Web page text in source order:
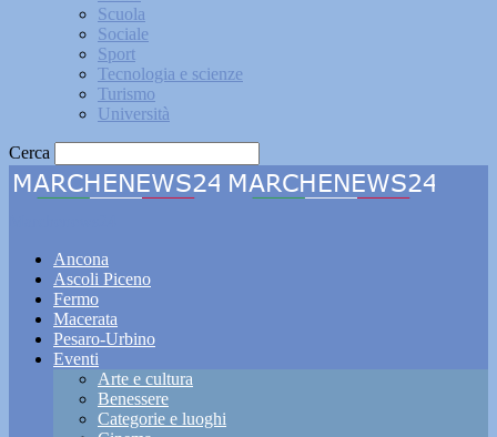
Scuola
Sociale
Sport
Tecnologia e scienze
Turismo
Università
Cerca
Ancona
Ascoli Piceno
Fermo
Macerata
Pesaro-Urbino
Eventi
Arte e cultura
Benessere
Categorie e luoghi